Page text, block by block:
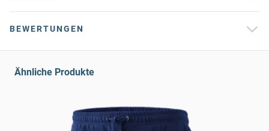
BEWERTUNGEN
Ähnliche Produkte